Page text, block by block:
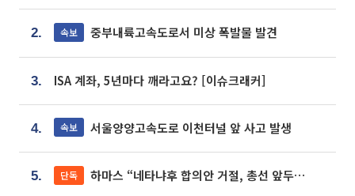
2. 속보 중부내륙고속도로서 미상 폭발물 발견
3. ISA 계좌, 5년마다 깨라고요? [이슈크래커]
4. 속보 서울양양고속도로 이천터널 앞 사고 발생
5. 단독 하마스 “네타냐후 합의안 거절, 총선 앞두고 시간 끌기”